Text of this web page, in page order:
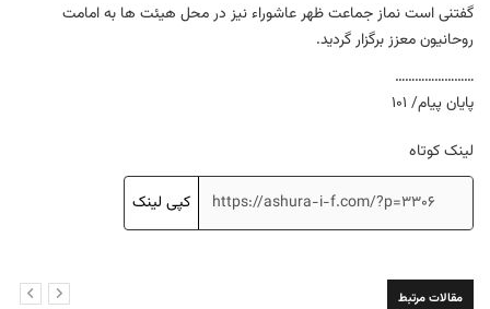
گفتنی است نماز جماعت ظهر عاشوراء نيز در محل هيئت ها به امامت
روحانیون معزز برگزار گرديد.
……………………
پایان پیام/ 101
لینک کوتاه
کپی لینک
مقالات مرتبط